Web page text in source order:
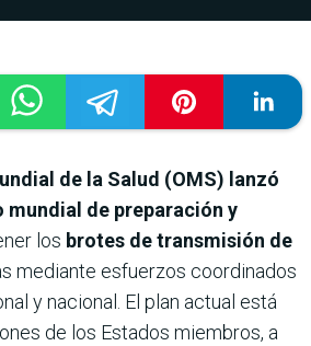
de la Salud (OMS) lanzó
mundial de preparación y
los brotes de transmisión de
mediante esfuerzos coordinados
y nacional. El plan actual está
de los Estados miembros, a